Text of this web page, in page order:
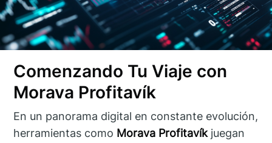
Comenzando Tu Viaje con
Morava Profitavík
En un panorama digital en constante evolución,
herramientas como Morava Profitavíkjuegan